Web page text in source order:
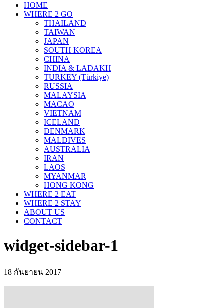
HOME
WHERE 2 GO
THAILAND
TAIWAN
JAPAN
SOUTH KOREA
CHINA
INDIA & LADAKH
TURKEY (Türkiye)
RUSSIA
MALAYSIA
MACAO
VIETNAM
ICELAND
DENMARK
MALDIVES
AUSTRALIA
IRAN
LAOS
MYANMAR
HONG KONG
WHERE 2 EAT
WHERE 2 STAY
ABOUT US
CONTACT
widget-sidebar-1
18 กันยายน 2017